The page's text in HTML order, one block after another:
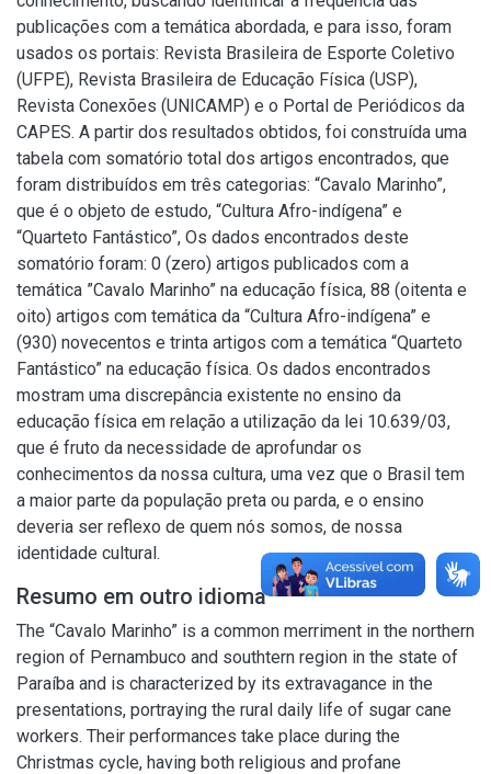
publicações com a temática abordada, e para isso, foram
usados os portais: Revista Brasileira de Esporte Coletivo
(UFPE), Revista Brasileira de Educação Física (USP),
Revista Conexões (UNICAMP) e o Portal de Periódicos da
CAPES. A partir dos resultados obtidos, foi construída uma
tabela com somatório total dos artigos encontrados, que
foram distribuídos em três categorias: “Cavalo Marinho”,
que é o objeto de estudo, “Cultura Afro-indígena” e
“Quarteto Fantástico”, Os dados encontrados deste
somatório foram: 0 (zero) artigos publicados com a
temática ”Cavalo Marinho” na educação física, 88 (oitenta e
oito) artigos com temática da “Cultura Afro-indígena” e
(930) novecentos e trinta artigos com a temática “Quarteto
Fantástico” na educação física. Os dados encontrados
mostram uma discrepância existente no ensino da
educação física em relação a utilização da lei 10.639/03,
que é fruto da necessidade de aprofundar os
conhecimentos da nossa cultura, uma vez que o Brasil tem
a maior parte da população preta ou parda, e o ensino
deveria ser reflexo de quem nós somos, de nossa
identidade cultural.
Resumo em outro idioma
The “Cavalo Marinho” is a common merriment in the northern
region of Pernambuco and southtern region in the state of
Paraíba and is characterized by its extravagance in the
presentations, portraying the rural daily life of sugar cane
workers. Their performances take place during the
Christmas cycle, having both religious and profane